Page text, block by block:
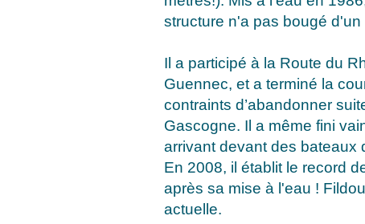
structure n'a pas bougé d'un
Il a participé à la Route du
Guennec, et a terminé la
contraints d’abandonner
Gascogne. Il a même fini
arrivant devant des bateaux
En 2008, il établit le record
après sa mise à l'eau !
actuelle.